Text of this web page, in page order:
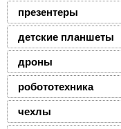
презентеры
детские планшеты
дроны
робототехника
чехлы